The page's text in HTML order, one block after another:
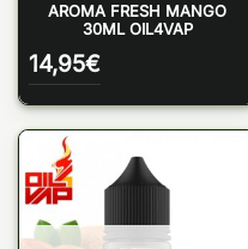
AROMA FRESH MANGO
30ML OIL4VAP
14,95€